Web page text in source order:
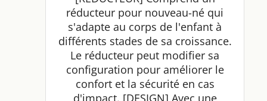
réducteur pour nouveau-né qui
s'adapte au corps de l'enfant à
différents stades de sa croissance.
Le réducteur peut modifier sa
configuration pour améliorer le
confort et la sécurité en cas
d'impact. [DESIGN] Avec une